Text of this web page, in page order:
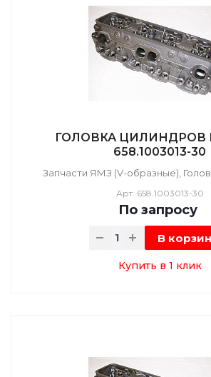
ГОЛОВКА ЦИЛИНДРОВ
658.1003013-30
Запчасти ЯМЗ (V-образные),
Арт. 658.1003013-30
По запросу
В
Купить в 1 клик